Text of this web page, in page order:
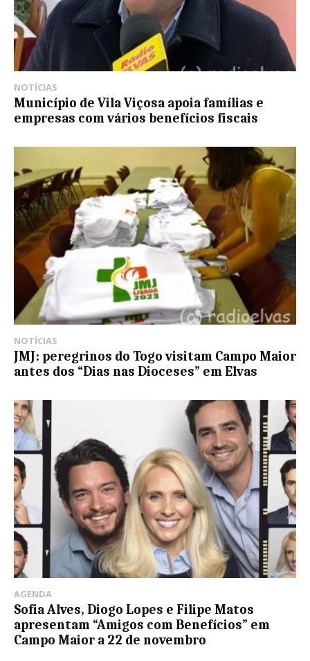
NOTÍCIAS
Município de Vila Viçosa apoia famílias e
empresas com vários benefícios fiscais
NOTÍCIAS
JMJ: peregrinos do Togo visitam Campo Maior
antes dos “Dias nas Dioceses” em Elvas
AGENDA
Sofia Alves, Diogo Lopes e Filipe Matos
apresentam “Amigos com Benefícios” em
Campo Maior a 22 de novembro